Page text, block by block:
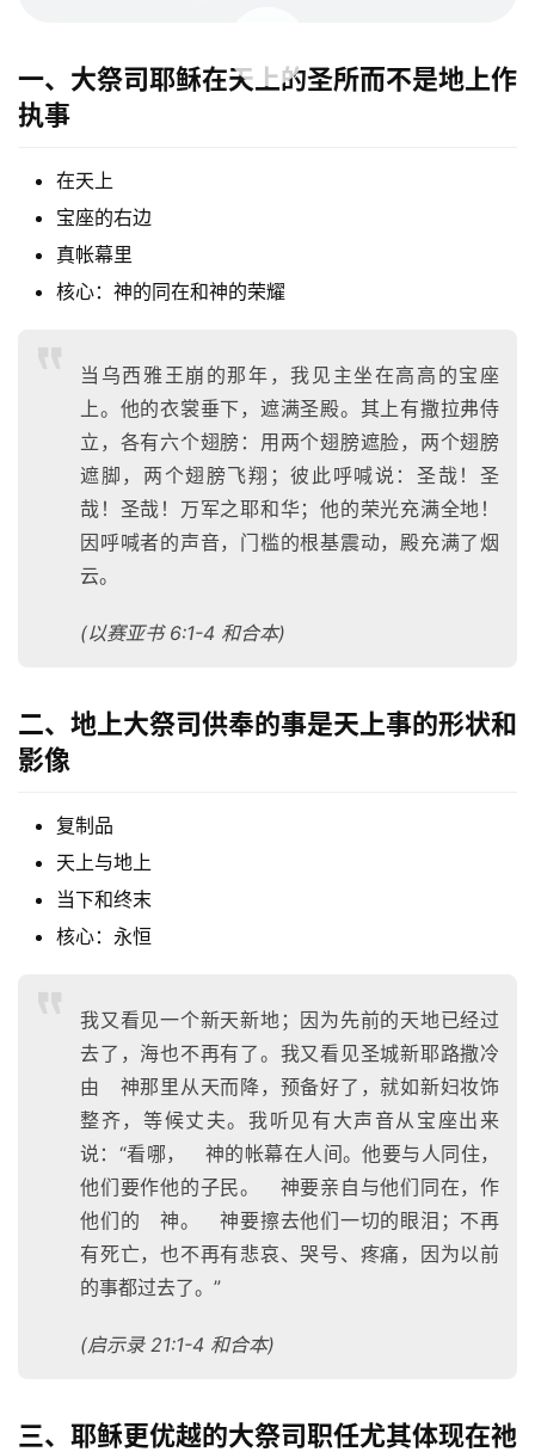
崇
一、大祭司耶稣在天上的圣所而不是地上作
执事
在天上
宝座的右边
真帐幕里
核心：神的同在和神的荣耀
当乌西雅王崩的那年，我见主坐在高高的宝座
上。他的衣裳垂下，遮满圣殿。其上有撒拉弗侍
立，各有六个翅膀：用两个翅膀遮脸，两个翅膀
遮脚，两个翅膀飞翔；彼此呼喊说：圣哉！圣
哉！圣哉！万军之耶和华；他的荣光充满全地！
因呼喊者的声音，门槛的根基震动，殿充满了烟
云。
(以赛亚书 6:1-4 和合本)
二、地上大祭司供奉的事是天上事的形状和
影像
复制品
天上与地上
当下和终末
核心：永恒
我又看见一个新天新地；因为先前的天地已经过
去了，海也不再有了。我又看见圣城新耶路撒冷
由 神那里从天而降，预备好了，就如新妇妆饰
整齐，等候丈夫。我听见有大声音从宝座出来
说：“看哪， 神的帐幕在人间。他要与人同住，
他们要作他的子民。 神要亲自与他们同在，作
他们的 神。 神要擦去他们一切的眼泪；不再
有死亡，也不再有悲哀、哭号、疼痛，因为以前
的事都过去了。”
(启示录 21:1-4 和合本)
三、耶稣更优越的大祭司职任尤其体现在祂